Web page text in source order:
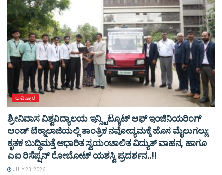
ಆವಿಷ್ಕಾರ
ಶ್ರೀನಿವಾಸ ವಿಶ್ವವಿದ್ಯಾಲಯ ಇನ್ಸ್ಟಿಟ್ಯೂಟ್ ಆಫ್ ಇಂಜಿನಿಯರಿಂಗ್
ಆಂಡ್ ಟೆಕ್ನಾಲಾಜಿಯಲ್ಲಿ ತಾಂತ್ರಿಕ ನವೋದ್ಯಮಕ್ಕೆ ಹೊಸ ಮೈಲುಗಲ್ಲು:
ಕೃತಕ ಬುದ್ಧಿಮತ್ತೆ ಆಧಾರಿತ ಸ್ವಯಂಚಾಲಿತ ವಿದ್ಯುತ್ ವಾಹನ, ಹಾಗೂ
ಎಐ ರಿಸೆಪ್ಷನ್ ರೋಬೋಟ್ ಯಶಸ್ವಿ ಪ್ರದರ್ಶನ..!!
JULY 23, 2026